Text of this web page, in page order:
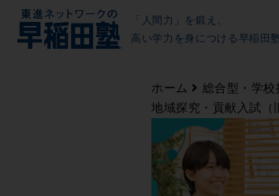
「人間力」を鍛え、
高い学力を身につける早稲田塾
ホーム 総合型・学
地域探究・貢献入試（